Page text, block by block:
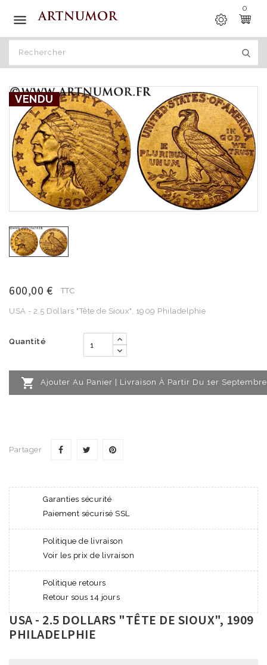

0
VENDU
600,00 € TTC
USA - 2.5 Dollars "Tête de Sioux", 1909 Philadelphie
Quantité
 Ajouter Au Panier | Livraison À Partir Du 1er Septembre
Partager
Garanties sécurité
Paiement sécurisé SSL
Politique de livraison
Voir les prix de livraison
Politique retours
Retour sous 14 jours
USA - 2.5 DOLLARS "TÊTE DE SIOUX", 1909
PHILADELPHIE